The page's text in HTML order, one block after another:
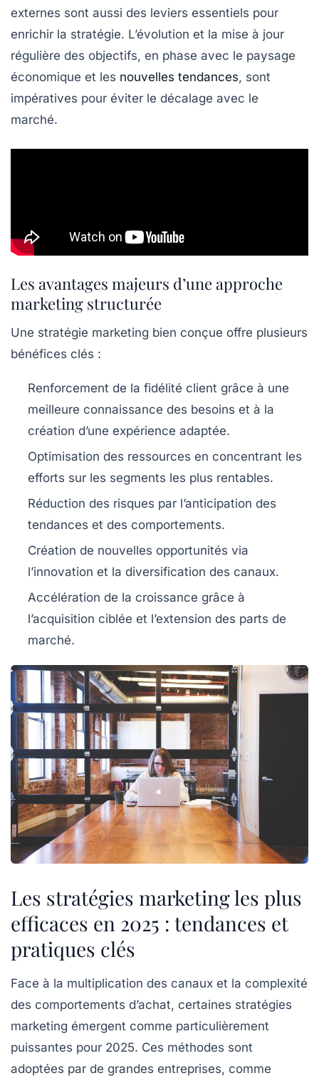
externes sont aussi des leviers essentiels pour
enrichir la stratégie. L’évolution et la mise à jour
régulière des objectifs, en phase avec le paysage
économique et les nouvelles tendances, sont
impératives pour éviter le décalage avec le
marché.
Les avantages majeurs d’une approche
marketing structurée
Une stratégie marketing bien conçue offre plusieurs
bénéfices clés :
Renforcement de la fidélité client grâce à une
meilleure connaissance des besoins et à la
création d’une expérience adaptée.
Optimisation des ressources en concentrant les
efforts sur les segments les plus rentables.
Réduction des risques par l’anticipation des
tendances et des comportements.
Création de nouvelles opportunités via
l’innovation et la diversification des canaux.
Accélération de la croissance grâce à
l’acquisition ciblée et l’extension des parts de
marché.
Les stratégies marketing les plus
efficaces en 2025 : tendances et
pratiques clés
Face à la multiplication des canaux et la complexité
des comportements d’achat, certaines stratégies
marketing émergent comme particulièrement
puissantes pour 2025. Ces méthodes sont
adoptées par de grandes entreprises, comme